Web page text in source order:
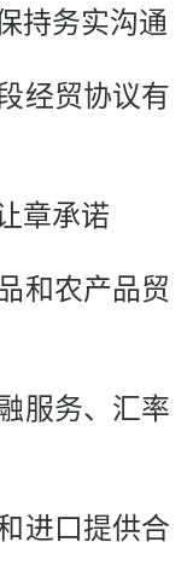
持务实沟通
经贸协议有
章承诺
和农产品贸
服务、汇率
进口提供合